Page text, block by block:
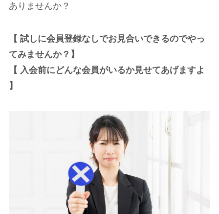
ありませんか？
【 試しに会員登録なしでお見合いできるのでやっ
てみませんか？】
【 入会前にどんな会員がいるか見せてあげますよ
】